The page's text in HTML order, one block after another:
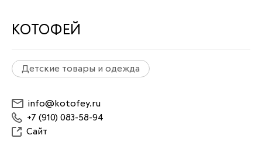
КОТОФЕЙ
Детские товары и одежда
info@kotofey.ru
+7 (910) 083-58-94
Сайт